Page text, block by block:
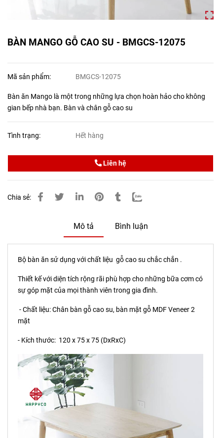
BÀN MANGO GỖ CAO SU - BMGCS-12075
Mã sản phẩm: BMGCS-12075
Bàn ăn Mango là một trong những lựa chọn hoàn hảo cho không
gian bếp nhà bạn. Bàn và chân gỗ cao su
Tình trạng: Hết hàng
Liên hệ
Chia sẻ:
Mô tả Bình luận
Bộ bàn ăn sử dụng với chất liệu gỗ cao su chắc chắn .
Thiết kế với diện tích rộng rãi phù hợp cho những bữa cơm có
sự góp mặt của mọi thành viên trong gia đình.
- Chất liệu: Chân bàn gỗ cao su, bàn mặt gỗ MDF Veneer 2
mặt
- Kích thước: 120 x 75 x 75 (DxRxC)